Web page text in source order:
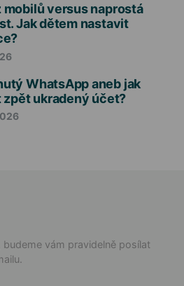
mobilů versus naprostá
Jak dětem nastavit
WhatsApp aneb jak
zpět ukradený účet?
vám pravidelně posílat